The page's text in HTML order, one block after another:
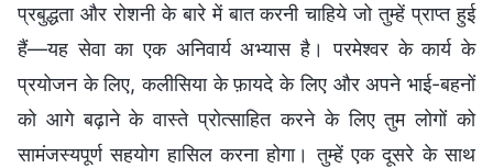
प्रबुद्धता और रोशनी के बारे में बात करनी चाहिये जो तुम्हें प्राप्त हुई
हैं—यह सेवा का एक अनिवार्य अभ्यास है। परमेश्वर के कार्य के
प्रयोजन के लिए, कलीसिया के फ़ायदे के लिए और अपने भाई-बहनों
को आगे बढ़ाने के वास्ते प्रोत्साहित करने के लिए तुम लोगों को
सामंजस्यपूर्ण सहयोग हासिल करना होगा। तुम्हें एक दूसरे के साथ